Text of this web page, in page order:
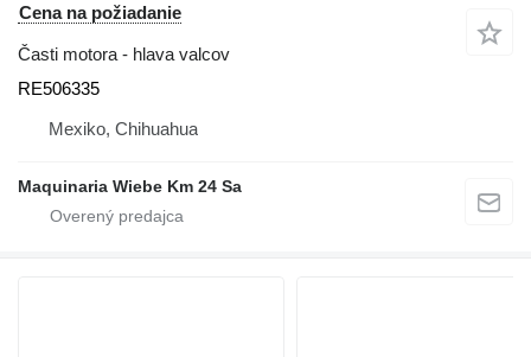
Cena na požiadanie
Časti motora - hlava valcov
RE506335
Mexiko, Chihuahua
Maquinaria Wiebe Km 24 Sa